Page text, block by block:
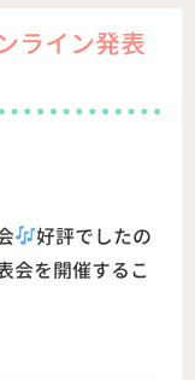
ライン発表
好評でしたの
会を開催するこ